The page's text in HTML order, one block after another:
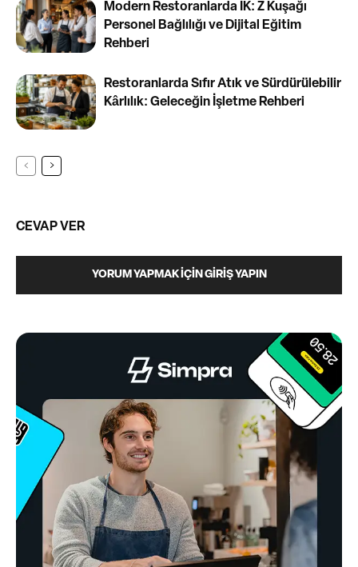
Modern Restoranlarda İK: Z Kuşağı
Personel Bağlılığı ve Dijital Eğitim
Rehberi
Restoranlarda Sıfır Atık ve Sürdürülebilir
Kârlılık: Geleceğin İşletme Rehberi
CEVAP VER
YORUM YAPMAK İÇIN GIRIŞ YAPIN